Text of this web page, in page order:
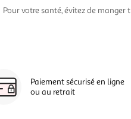
Pour votre santé, évitez de
Paiement sécurisé en ligne
ou au retrait